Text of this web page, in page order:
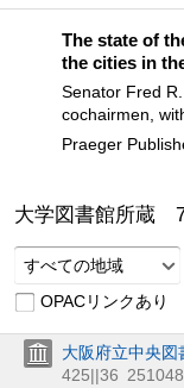
The state of
the cities in
Senator Fred
cochairmen,
Praeger
大学図書館所蔵
すべての地域
OPACリンクあり
大阪府立中央図
425||36